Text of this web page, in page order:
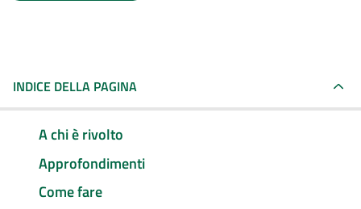
INDICE DELLA PAGINA
A chi è rivolto
Approfondimenti
Come fare